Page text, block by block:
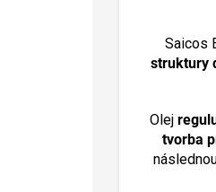
Saicos
struktury
Olej
tvorba